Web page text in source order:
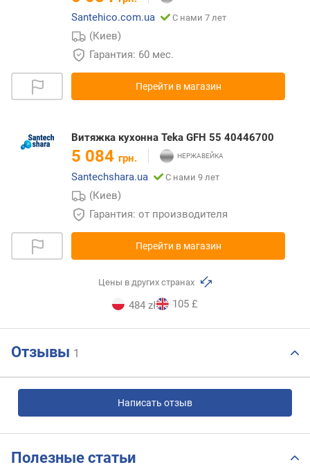
Santehico.com.ua
С нами 7 лет
(Киев)
Гарантия: 60 мес.
Перейти в магазин
Витяжка кухонна Teka GFH 55 40446700
5 084 грн.
Santechshara.ua
С нами 9 лет
(Киев)
Гарантия: от производителя
Перейти в магазин
Цены в других странах
484 zł 105 £
Отзывы 1
Написать отзыв
Полезные статьи